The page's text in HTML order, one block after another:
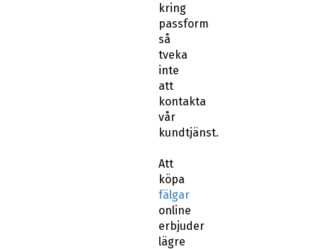
kring
passform
så
tveka
inte
att
kontakta
vår
kundtjänst.
Att
köpa
fälgar
online
erbjuder
lägre